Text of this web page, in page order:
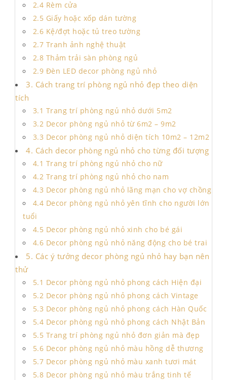
2.4 Rèm cửa
2.5 Giấy hoặc xốp dán tường
2.6 Kệ/đợt hoặc tủ treo tường
2.7 Tranh ảnh nghệ thuật
2.8 Thảm trải sàn phòng ngủ
2.9 Đèn LED decor phòng ngủ nhỏ
3. Cách trang trí phòng ngủ nhỏ đẹp theo diện
tích
3.1 Trang trí phòng ngủ nhỏ dưới 5m2
3.2 Decor phòng ngủ nhỏ từ 6m2 – 9m2
3.3 Decor phòng ngủ nhỏ diện tích 10m2 – 12m2
4. Cách decor phòng ngủ nhỏ cho từng đối tượng
4.1 Trang trí phòng ngủ nhỏ cho nữ
4.2 Trang trí phòng ngủ nhỏ cho nam
4.3 Decor phòng ngủ nhỏ lãng mạn cho vợ chồng
4.4 Decor phòng ngủ nhỏ yên tĩnh cho người lớn
tuổi
4.5 Decor phòng ngủ nhỏ xinh cho bé gái
4.6 Decor phòng ngủ nhỏ năng động cho bé trai
5. Các ý tưởng decor phòng ngủ nhỏ hay bạn nên
thử
5.1 Decor phòng ngủ nhỏ phong cách Hiện đại
5.2 Decor phòng ngủ nhỏ phong cách Vintage
5.3 Decor phòng ngủ nhỏ phong cách Hàn Quốc
5.4 Decor phòng ngủ nhỏ phong cách Nhật Bản
5.5 Trang trí phòng ngủ nhỏ đơn giản mà đẹp
5.6 Decor phòng ngủ nhỏ màu hồng dễ thương
5.7 Decor phòng ngủ nhỏ màu xanh tươi mát
5.8 Decor phòng ngủ nhỏ màu trắng tinh tế